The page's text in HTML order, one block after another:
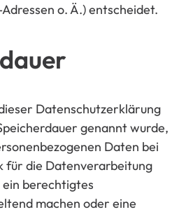
o. Ä.) entscheidet.
Datenschutzerklärung
genannt wurde,
Daten bei
für die Datenverarbeitung
berechtigtes
machen oder eine